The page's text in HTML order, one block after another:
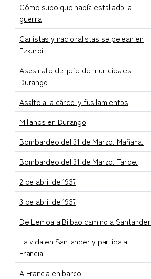
Cómo supo que había estallado la
guerra
Carlistas y nacionalistas se pelean en
Ezkurdi
Asesinato del jefe de municipales
Durango
Asalto a la cárcel y fusilamientos
Milianos en Durango
Bombardeo del 31 de Marzo. Mañana.
Bombardeo del 31 de Marzo. Tarde.
2 de abril de 1937
3 de abril de 1937
De Lemoa a Bilbao camino a Santander
La vida en Santander y partida a
Francia
A Francia en barco